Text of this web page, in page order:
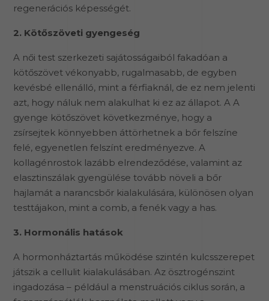
regenerációs képességét.
2. Kötőszöveti gyengeség
A női test szerkezeti sajátosságaiból fakadóan a
kötőszövet vékonyabb, rugalmasabb, de egyben
kevésbé ellenálló, mint a férfiaknál, de ez nem jelenti
azt, hogy náluk nem alakulhat ki ez az állapot. A A
gyenge kötőszövet következménye, hogy a
zsírsejtek könnyebben áttörhetnek a bőr felszíne
felé, egyenetlen felszínt eredményezve. A
kollagénrostok lazább elrendeződése, valamint az
elasztinszálak gyengülése tovább növeli a bőr
hajlamát a narancsbőr kialakulására, különösen olyan
testtájakon, mint a comb, a fenék vagy a has.
3. Hormonális hatások
A hormonháztartás működése szintén kulcsszerepet
játszik a cellulit kialakulásában. Az ösztrogénszint
ingadozása – például a menstruációs ciklus során, a